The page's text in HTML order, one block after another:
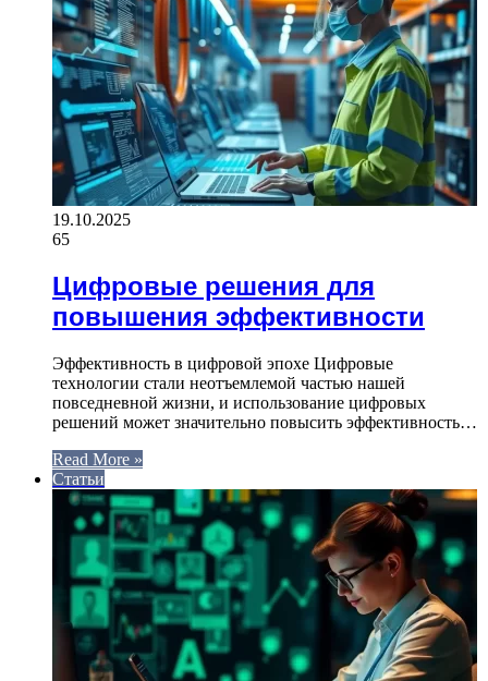
19.10.2025
65
Цифровые решения для
повышения эффективности
Эффективность в цифровой эпохе Цифровые
технологии стали неотъемлемой частью нашей
повседневной жизни, и использование цифровых
решений может значительно повысить эффективность…
Read More »
Статьи